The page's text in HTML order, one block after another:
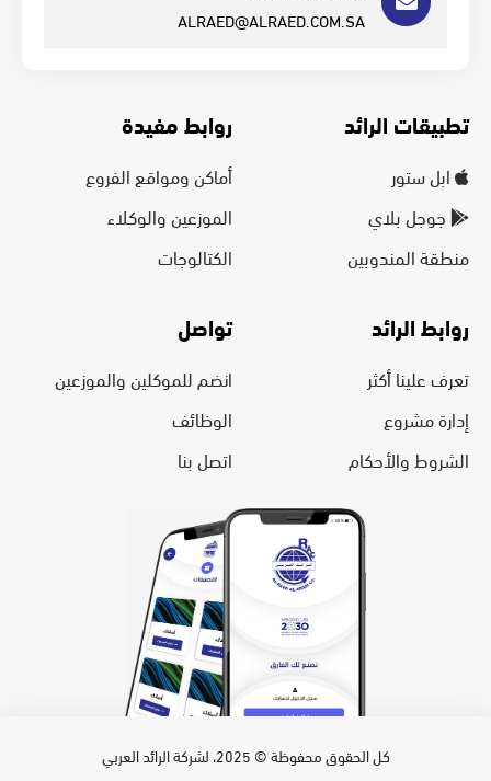
ALRAED@ALRAED.COM.SA
تطبيقات الرائد
ابل ستور
جوجل بلاي
منطقة المندوبين
روابط مفيدة
أماكن ومواقع الفروع
الموزعين والوكلاء
الكتالوجات
روابط الرائد
تعرف علينا أكثر
إدارة مشروع
الشروط والأحكام
تواصل
انضم للموكلين والموزعين
الوظائف
اتصل بنا
كل الحقوق محفوظة © 2025، لشركة الرائد العربي